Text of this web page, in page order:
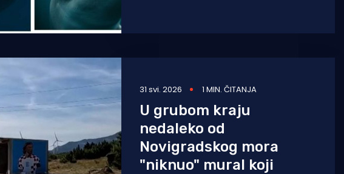
31 svi. 2026 1 MIN. ČITANJA
U grubom kraju
nedaleko od
Novigradskog mora
"niknuo" mural koji